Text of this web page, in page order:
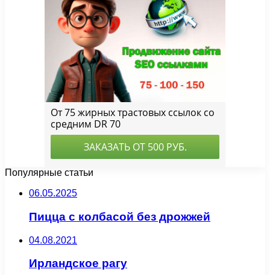
Популярные статьи
06.05.2025
Пицца с колбасой без дрожжей
04.08.2021
Ирландское рагу